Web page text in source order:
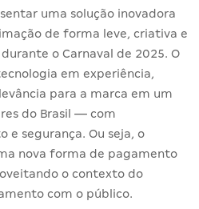
uma solução inovadora
de forma leve, criativa e
o Carnaval de 2025. O
em experiência,
para a marca em um
do Brasil — com
segurança. Ou seja, o
nova forma de pagamento
o contexto do
com o público.